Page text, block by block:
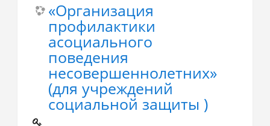
«Организация
профилактики
асоциального
поведения
несовершеннолетних»
(для учреждений
социальной защиты )